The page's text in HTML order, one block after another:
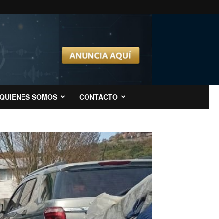
QUIENES SOMOS CONTACTO